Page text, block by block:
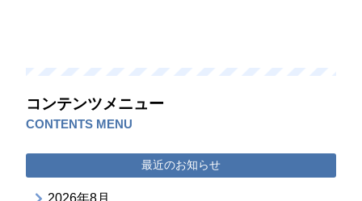
コンテンツメニュー
CONTENTS MENU
最近のお知らせ
2026年8月